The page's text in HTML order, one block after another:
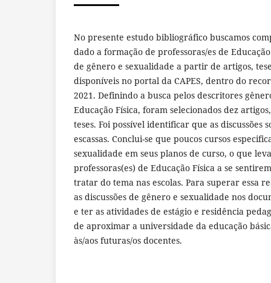
No presente estudo bibliográfico buscamos
dado a formação de professoras/es de
de gênero e sexualidade a partir de artigos,
disponíveis no portal da CAPES, dentro do
2021. Definindo a busca pelos descritores
Educação Física, foram selecionados dez
teses. Foi possível identificar que as discussões
escassas. Conclui-se que poucos cursos
sexualidade em seus planos de curso, o que
professoras(es) de Educação Física a se
tratar do tema nas escolas. Para superar essa
as discussões de gênero e sexualidade nos
e ter as atividades de estágio e residência
de aproximar a universidade da educação
às/aos futuras/os docentes.